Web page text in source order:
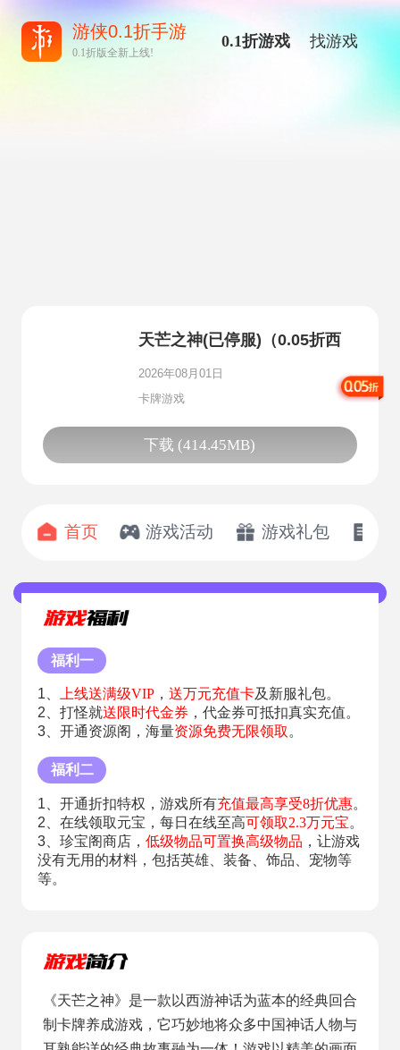
游侠0.1折手游
0.1折版全新上线!
0.1折游戏 找游戏
天芒之神(已停服)（0.05折西
游送万元真充）
2026年08月01日
卡牌游戏
下载 (414.45MB)
首页 游戏活动 游戏礼包
福利一
1、 上线送满级VIP， 送万元充值卡及新服礼包。
2、打怪就送限时代金券 ，代金券可抵扣真实充值。
3、开通资源阁，海量资源免费无限领取 。
福利二
1、开通折扣特权，游戏所有充值最高享受8折优惠。
2、在线领取元宝，每日在线至高可领取2.3万元宝。
3、珍宝阁商店， 低级物品可置换高级物品 ，让游戏
没有无用的材料，包括英雄、装备、饰品、宠物等
等。
《天芒之神》是一款以西游神话为蓝本的经典回合
制卡牌养成游戏，它巧妙地将众多中国神话人物与